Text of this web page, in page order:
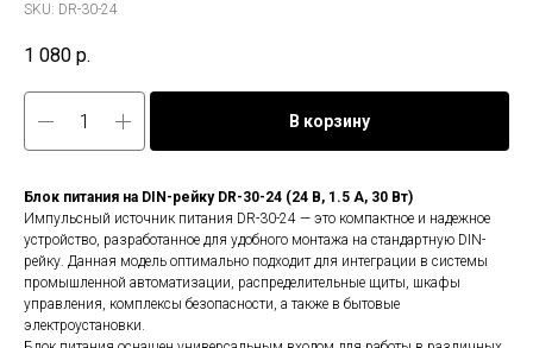
SKU: DR-30-24
1 080 р.
В корзину
Блок питания на DIN-рейку DR-30-24 (24 В, 1.5 А, 30 Вт)
Импульсный источник питания DR-30-24 — это компактное и надежное
устройство, разработанное для удобного монтажа на стандартную DIN-
рейку. Данная модель оптимально подходит для интеграции в системы
промышленной автоматизации, распределительные щиты, шкафы
управления, комплексы безопасности, а также в бытовые
электроустановки.